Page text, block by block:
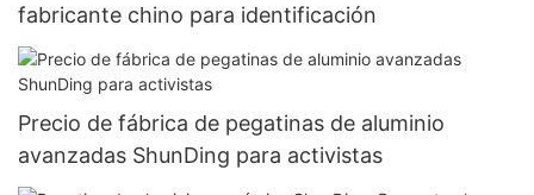
fabricante chino para identificación
Precio de fábrica de pegatinas de aluminio
avanzadas ShunDing para activistas